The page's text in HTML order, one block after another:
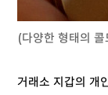
(다양한 형태의 콜
거래소 지갑의 개